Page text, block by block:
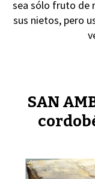
sea sólo fruto de
sus nietos, pero
SAN